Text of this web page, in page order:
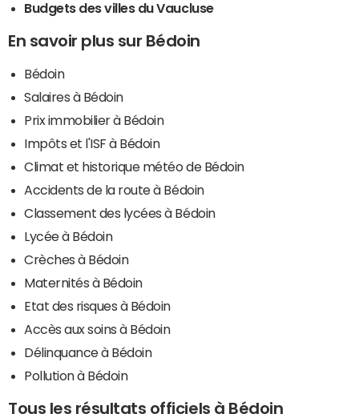
Budgets des villes du Vaucluse
En savoir plus sur Bédoin
Bédoin
Salaires à Bédoin
Prix immobilier à Bédoin
Impôts et l'ISF à Bédoin
Climat et historique météo de Bédoin
Accidents de la route à Bédoin
Classement des lycées à Bédoin
Lycée à Bédoin
Crèches à Bédoin
Maternités à Bédoin
Etat des risques à Bédoin
Accès aux soins à Bédoin
Délinquance à Bédoin
Pollution à Bédoin
Tous les résultats officiels à Bédoin